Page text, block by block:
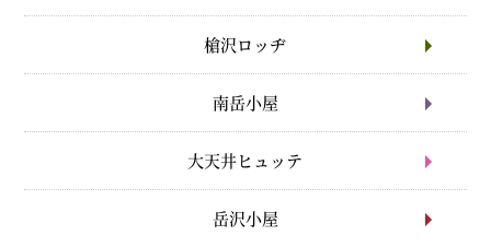
槍沢ロッヂ
南岳小屋
大天井ヒュッテ
岳沢小屋